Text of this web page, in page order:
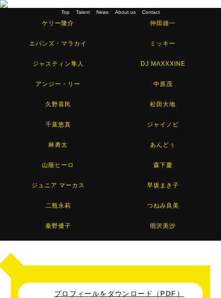
Top Talent News About us Contact
ケリー隆介 仲田雄一
エバンズ・マラカイ ミッキー
ジャスティン隼人 DJ MAXXXINE
アンジー・リー 中原茂
久野喜民 松田大地
千葉悠真 ジャイノビ
林勇太 あんどぅ
山蔭ヒーロ 森下慶
ジュニア マーカス 早坂まき子
二瓶永莉 つねみ良美
秦野優子 雨沢美沙
プロフィールをダウンロード（PDF）